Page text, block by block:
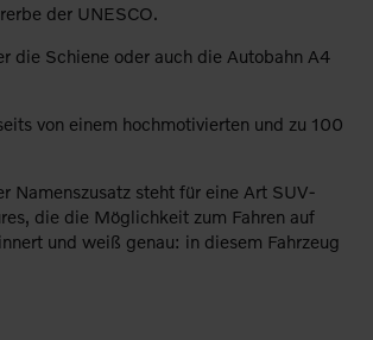
der UNESCO.
die Schiene oder auch die Autobahn A4
von einem hochmotivierten und zu 100
Namenszusatz steht für eine Art SUV-
die die Möglichkeit zum Fahren auf
und weiß genau: in diesem Fahrzeug